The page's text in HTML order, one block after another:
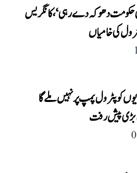
حکومت دھوکہ دے رہی‘، کانگریس
کی خامیاں
پرانی گاڑیوں کو پٹرول پمپ پر نہیں ملے گا
بڑی پیش رفت